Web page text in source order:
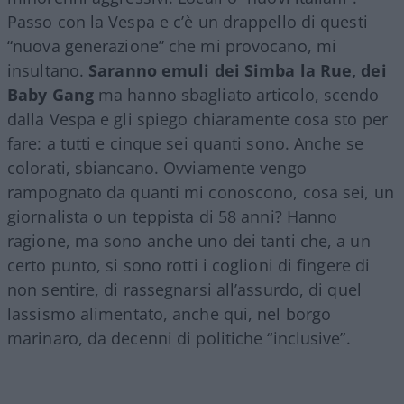
Passo con la Vespa e c’è un drappello di questi
“nuova generazione” che mi provocano, mi
insultano. Saranno emuli dei Simba la Rue, dei
Baby Gangma hanno sbagliato articolo, scendo
dalla Vespa e gli spiego chiaramente cosa sto per
fare: a tutti e cinque sei quanti sono. Anche se
colorati, sbiancano. Ovviamente vengo
rampognato da quanti mi conoscono, cosa sei, un
giornalista o un teppista di 58 anni? Hanno
ragione, ma sono anche uno dei tanti che, a un
certo punto, si sono rotti i coglioni di fingere di
non sentire, di rassegnarsi all’assurdo, di quel
lassismo alimentato, anche qui, nel borgo
marinaro, da decenni di politiche “inclusive”.